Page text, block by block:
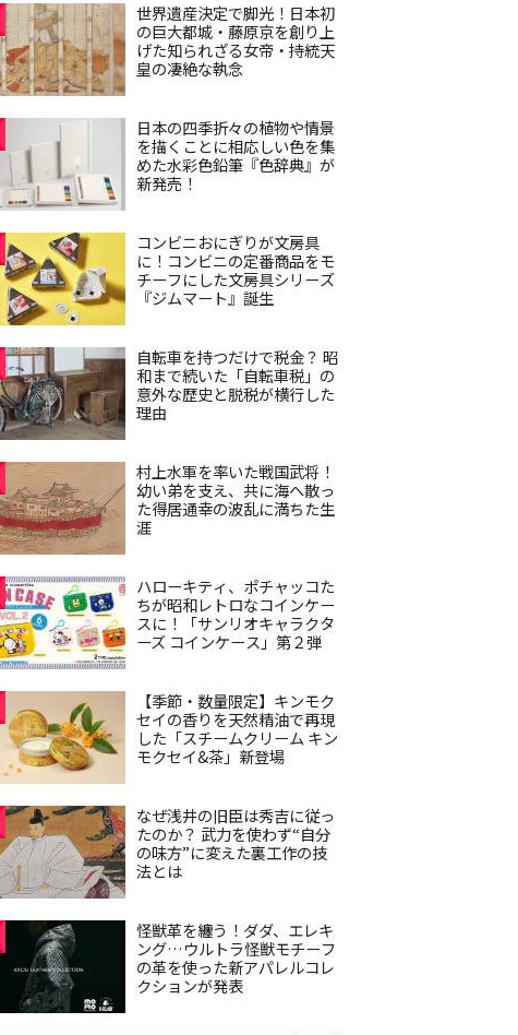
世界遺産決定で脚光！日本初
の巨大都城・藤原京を創り上
げた知られざる女帝・持統天
皇の凄絶な執念
日本の四季折々の植物や情景
を描くことに相応しい色を集
めた水彩色鉛筆『色辞典』が
新発売！
コンビニおにぎりが文房具
に！コンビニの定番商品をモ
チーフにした文房具シリーズ
『ジムマート』誕生
自転車を持つだけで税金？ 昭
和まで続いた「自転車税」の
意外な歴史と脱税が横行した
理由
村上水軍を率いた戦国武将！
幼い弟を支え、共に海へ散っ
た得居通幸の波乱に満ちた生
涯
ハローキティ、ポチャッコた
ちが昭和レトロなコインケー
スに！「サンリオキャラクタ
ーズ コインケース」第２弾
【季節・数量限定】キンモク
セイの香りを天然精油で再現
した「スチームクリーム キン
モクセイ&茶」新登場
なぜ浅井の旧臣は秀吉に従っ
たのか？ 武力を使わず“自分
の味方”に変えた裏工作の技
法とは
怪獣革を纏う！ダダ、エレキ
ング…ウルトラ怪獣モチーフ
の革を使った新アパレルコレ
クションが発表